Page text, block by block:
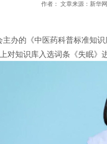
作者： 文章来源：新华
主办的《中医药科普标准知
对知识库入选词条《失眠》